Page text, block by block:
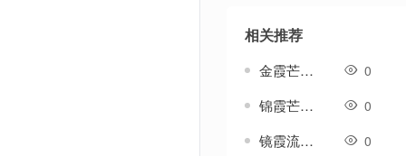
相关推荐
金霞芒-传奇衣服素材 0
锦霞芒-传奇衣服素材 0
镜霞流-传奇衣服素材 0